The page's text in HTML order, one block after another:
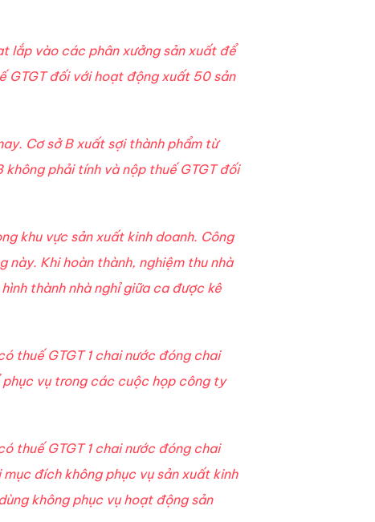
lắp vào các phân xưởng sản xuất để
GTGT đối với hoạt động xuất 50 sản
Cơ sở B xuất sợi thành phẩm từ
phải tính và nộp thuế GTGT đối
khu vực sản xuất kinh doanh. Công
Khi hoàn thành, nghiệm thu nhà
thành nhà nghỉ giữa ca được kê
thuế GTGT 1 chai nước đóng chai
vụ trong các cuộc họp công ty
thuế GTGT 1 chai nước đóng chai
đích không phục vụ sản xuất kinh
không phục vụ hoạt động sản